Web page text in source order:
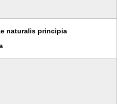
naturalis principia